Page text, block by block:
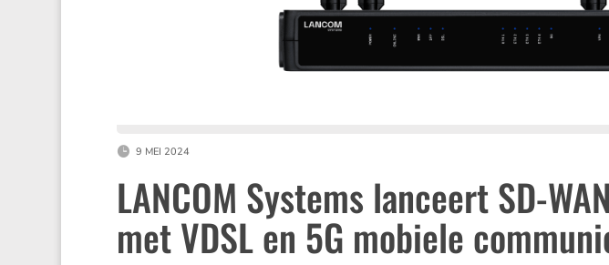
9 MEI 2024
LANCOM Systems lanceert SD-
met VDSL en 5G mobiele